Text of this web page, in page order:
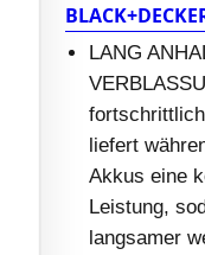
LANG
liefert
Akkus eine
Leistung,
langsamer